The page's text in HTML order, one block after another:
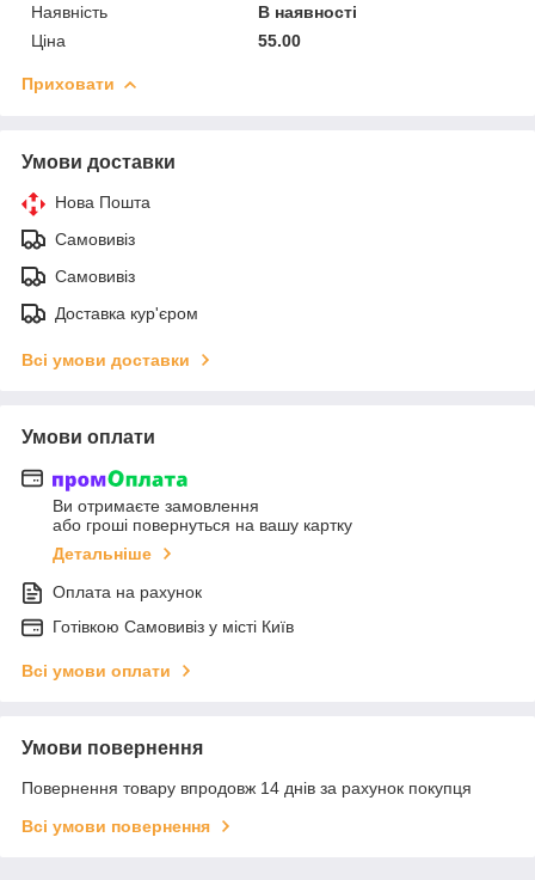
Наявність
В наявності
Ціна
55.00
Приховати
Умови доставки
Нова Пошта
Самовивіз
Самовивіз
Доставка кур'єром
Всі умови доставки
Умови оплати
Ви отримаєте замовлення
або гроші повернуться на вашу картку
Детальніше
Оплата на рахунок
Готiвкою Самовивiз у місті Київ
Всі умови оплати
Умови повернення
Повернення товару впродовж 14 днів за рахунок покупця
Всі умови повернення